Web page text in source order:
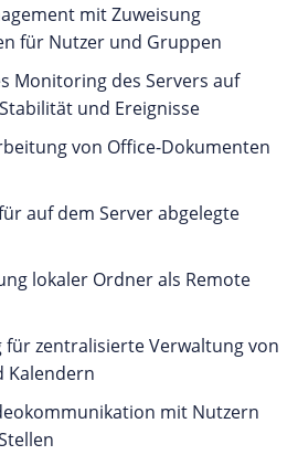
mit Zuweisung
für Nutzer und Gruppen
Monitoring des Servers auf
und Ereignisse
von Office-Dokumenten
auf dem Server abgelegte
lokaler Ordner als Remote
zentralisierte Verwaltung von
Kalendern
mit Nutzern